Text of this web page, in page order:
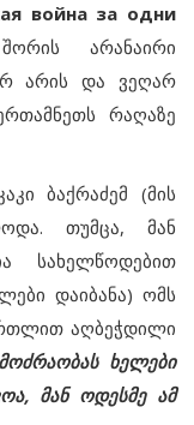
война за одни
არანაირი
არის და ვეღარ
რაღაზე
ბაქრაძემ (მის
თუმცა, მან
სახელწოდებით
დაიბანა) ომს
აღბეჭდილი
ხელები
მან ოდესმე ამ